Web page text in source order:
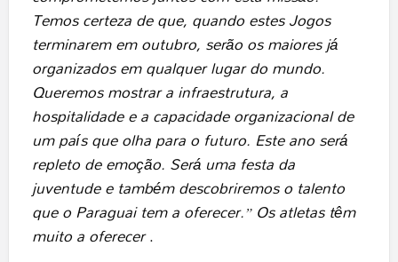
Temos certeza de que, quando estes Jogos
terminarem em outubro, serão os maiores já
organizados em qualquer lugar do mundo.
Queremos mostrar a infraestrutura, a
hospitalidade e a capacidade organizacional de
um país que olha para o futuro. Este ano será
repleto de emoção. Será uma festa da
juventude e também descobriremos o talento
que o Paraguai tem a oferecer.” Os atletas têm
muito a oferecer.